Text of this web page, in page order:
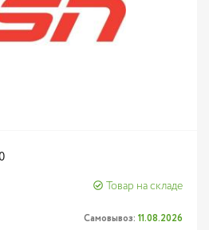
Товар на складе
Самовывоз: 11.08.2026